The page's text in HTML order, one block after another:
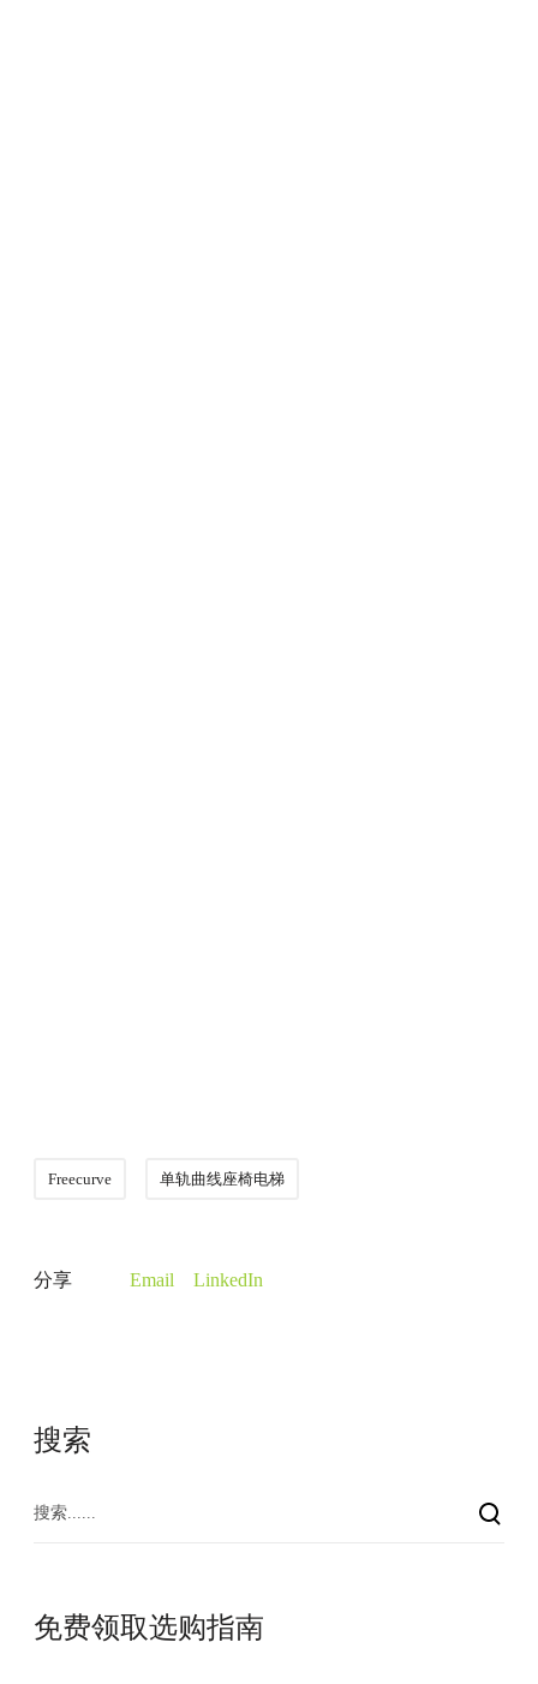
Freecurve 单轨曲线座椅电梯
分享 Email LinkedIn
搜索
免费领取选购指南